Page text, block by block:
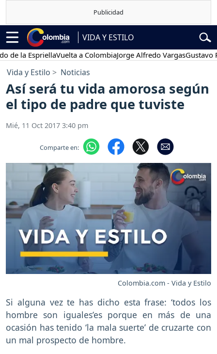
VIDA Y ESTILO
la EspriellaVuelta a ColombiaJorge Alfredo VargasGustavo Petro
Vida y Estilo Noticias
Así será tu vida amorosa según
el tipo de padre que tuviste
Mié, 11 Oct 2017 3:40 pm
Comparte en:
Colombia.com - Vida y Estilo
Si alguna vez te has dicho esta frase: ‘todos los
hombre son iguales’es porque en más de una
ocasión has tenido ‘la mala suerte’ de cruzarte con
un mal prospecto de hombre.